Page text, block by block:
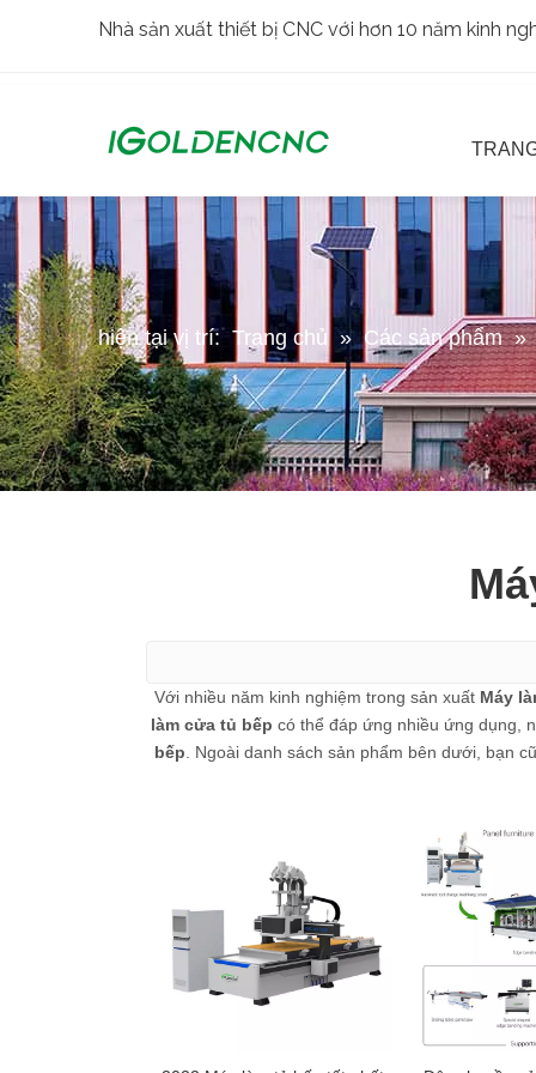
Nhà sản xuất thiết bị CNC với hơn 10 năm kinh
hiện tại vị trí: Trang chủ » Các sản phẩm »
Với nhiều năm kinh nghiệm trong sản xuất Máy
làm cửa tủ bếp có thể đáp ứng nhiều ứng dụng,
bếp . Ngoài danh sách sản phẩm bên dưới, bạn